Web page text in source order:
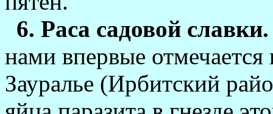
6. Раса садовой славки.
нами впервые
Зауралье (Ирбитский